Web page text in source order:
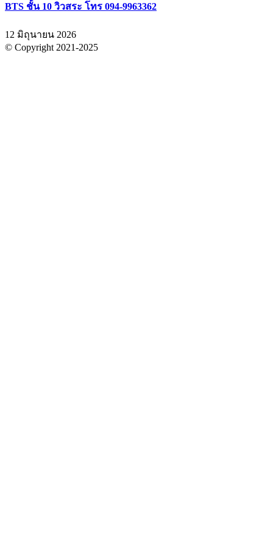
BTS ชั้น 10 วิวสระ โทร 094-9963362
12 มิถุนายน 2026
© Copyright 2021-2025